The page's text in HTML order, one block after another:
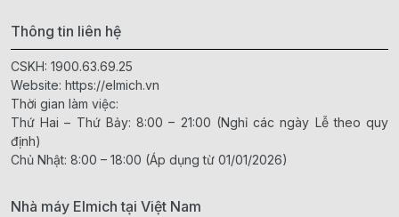
Thông tin liên hệ
CSKH: 1900.63.69.25
Website: https://elmich.vn
Thời gian làm việc:
Thứ Hai – Thứ Bảy: 8:00 – 21:00 (Nghỉ các ngày Lễ theo quy
định)
Chủ Nhật: 8:00 – 18:00 (Áp dụng từ 01/01/2026)
Nhà máy Elmich tại Việt Nam